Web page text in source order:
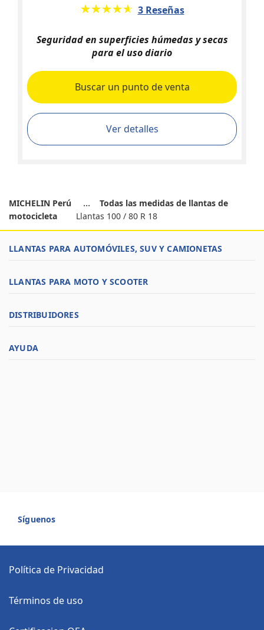
★★★★★
☆☆☆☆☆ 3 Reseñas
Seguridad en superficies húmedas y secas
para el uso diario
Buscar un punto de venta
Ver detalles
MICHELIN Perú
Todas las medidas de llantas de
motocicleta
Llantas 100 / 80 R 18
LLANTAS PARA AUTOMÓVILES, SUV Y CAMIONETAS
LLANTAS PARA MOTO Y SCOOTER
DISTRIBUIDORES
AYUDA
Síguenos
Política de Privacidad
Términos de uso